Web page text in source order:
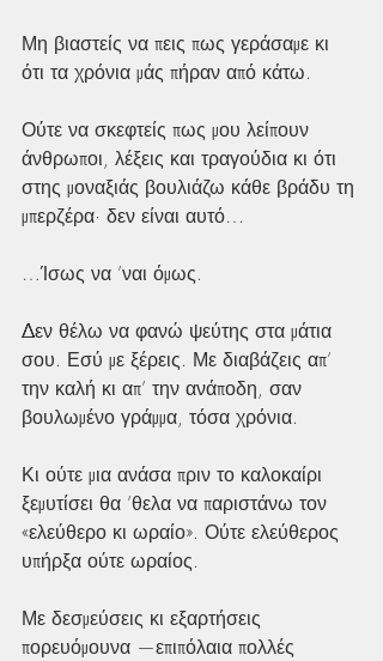
Μη βιαστείς να πεις πως γεράσαμε κι
ότι τα χρόνια μάς πήραν από κάτω.
Ούτε να σκεφτείς πως μου λείπουν
άνθρωποι, λέξεις και τραγούδια κι ότι
στης μοναξιάς βουλιάζω κάθε βράδυ τη
μπερζέρα· δεν είναι αυτό…
…Ίσως να ’ναι όμως.
Δεν θέλω να φανώ ψεύτης στα μάτια
σου. Εσύ με ξέρεις. Με διαβάζεις απ’
την καλή κι απ’ την ανάποδη, σαν
βουλωμένο γράμμα, τόσα χρόνια.
Κι ούτε μια ανάσα πριν το καλοκαίρι
ξεμυτίσει θα ’θελα να παριστάνω τον
«ελεύθερο κι ωραίο». Ούτε ελεύθερος
υπήρξα ούτε ωραίος.
Με δεσμεύσεις κι εξαρτήσεις
πορευόμουνα —επιπόλαια πολλές